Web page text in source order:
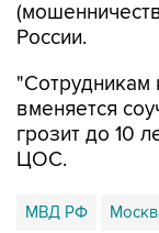
России.
"Сотрудникам
вменяется
грозит до 10
ЦОС.
МВД РФ